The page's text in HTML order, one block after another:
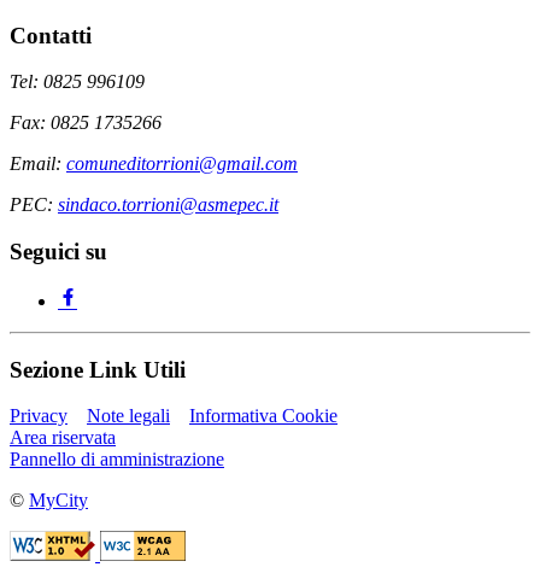
Contatti
Tel: 0825 996109
Fax: 0825 1735266
Email: comuneditorrioni@gmail.com
PEC: sindaco.torrioni@asmepec.it
Seguici su
Sezione Link Utili
Privacy Note legali
Informativa Cookie
Area riservata
Pannello di amministrazione
© MyCity